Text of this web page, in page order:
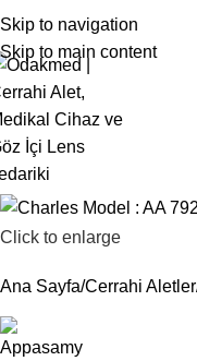
Skip to navigation
Skip to main content
ENTR
Click to enlarge
Ana Sayfa Cerrahi Aletler